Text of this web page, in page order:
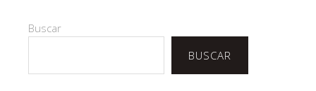
Buscar
BUSCAR